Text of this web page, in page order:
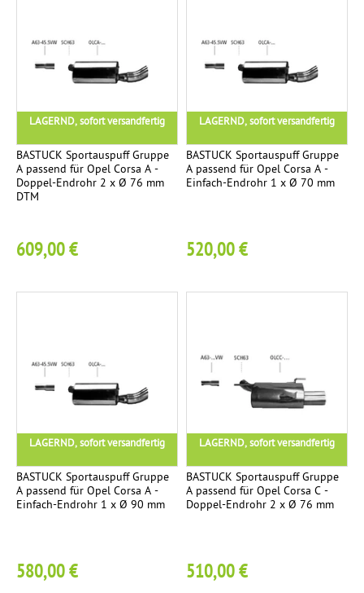
LAGERND, sofort versandfertig
BASTUCK Sportauspuff Gruppe
A passend für Opel Corsa A -
Doppel-Endrohr 2 x Ø 76 mm
DTM
609,00 €
LAGERND, sofort versandfertig
BASTUCK Sportauspuff Gruppe
A passend für Opel Corsa A -
Einfach-Endrohr 1 x Ø 70 mm
520,00 €
LAGERND, sofort versandfertig
BASTUCK Sportauspuff Gruppe
A passend für Opel Corsa A -
Einfach-Endrohr 1 x Ø 90 mm
580,00 €
LAGERND, sofort versandfertig
BASTUCK Sportauspuff Gruppe
A passend für Opel Corsa C -
Doppel-Endrohr 2 x Ø 76 mm
510,00 €